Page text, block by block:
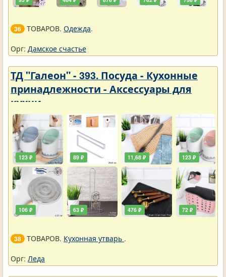
36 ТОВАРОВ. Одежда.
Орг: Дамское счастье
ТД "Галеон" - 393. Посуда - Кухонные
принадлежности - Аксессуары для
кухни
123 ₽
106 ₽
89 ₽
63 ₽
11,68 ₽
476 ₽
123 ₽
72 ₽
38 ТОВАРОВ. Кухонная утварь .
Орг: Леда